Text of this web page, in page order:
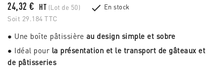
24,32 € HT (Lot de 50)
Soit 29.184 TTC
 En stock
● Une boîte pâtissière au design simple et sobre
● Idéal pour la présentation et le transport de gâteaux et
de pâtisseries